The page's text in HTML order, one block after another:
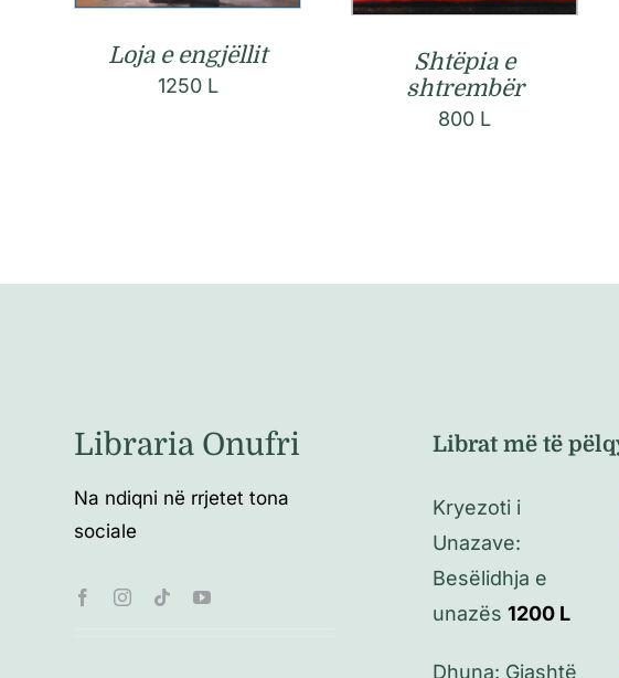
Loja e engjëllit
1250 L
Shtëpia e
shtrembër
800 L
Libraria Onufri
Na ndiqni në rrjetet tona
sociale
Librat më të
Kryezoti i
Unazave:
Besëlidhja e
unazës 1200 L
Dhuna: Gjashtë